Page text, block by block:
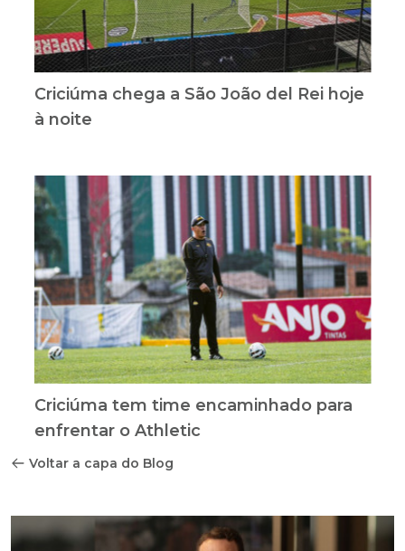
Criciúma chega a São João del Rei hoje
à noite
Criciúma tem time encaminhado para
enfrentar o Athletic
Voltar a capa do Blog